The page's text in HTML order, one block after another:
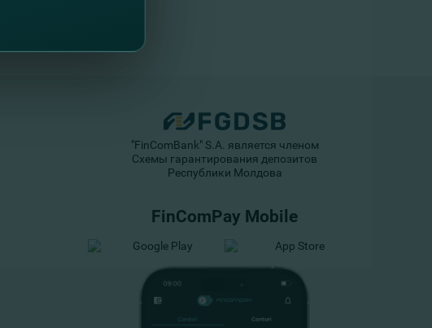
"FinComBank" S.A. является членом
Схемы гарантирования депозитов
Республики Молдова
FinComPay Mobile